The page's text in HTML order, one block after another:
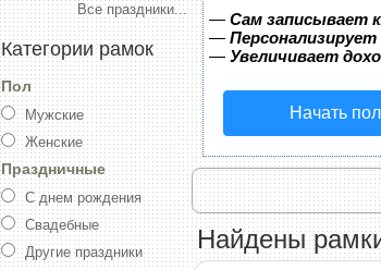
Все праздники...
Категории рамок
Пол
Мужские
Женские
Праздничные
С днем рождения
Свадебные
Другие праздники
— Сам записывает
—
— Увеличивает
Начать
Найдены